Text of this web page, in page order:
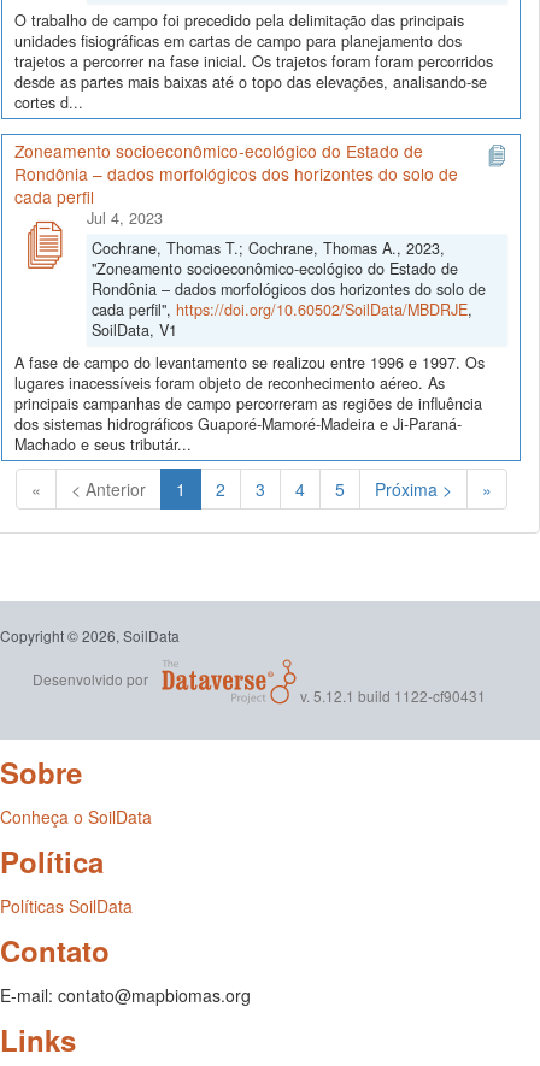
O trabalho de campo foi precedido pela delimitação das principais
unidades fisiográficas em cartas de campo para planejamento dos
trajetos a percorrer na fase inicial. Os trajetos foram foram percorridos
desde as partes mais baixas até o topo das elevações, analisando-se
cortes d...
Zoneamento socioeconômico-ecológico do Estado de
Rondônia – dados morfológicos dos horizontes do solo de
cada perfil
Jul 4, 2023
Cochrane, Thomas T.; Cochrane, Thomas A., 2023,
"Zoneamento socioeconômico-ecológico do Estado de
Rondônia – dados morfológicos dos horizontes do solo de
cada perfil", https://doi.org/10.60502/SoilData/MBDRJE,
SoilData, V1
A fase de campo do levantamento se realizou entre 1996 e 1997. Os
lugares inacessíveis foram objeto de reconhecimento aéreo. As
principais campanhas de campo percorreram as regiões de influência
dos sistemas hidrográficos Guaporé-Mamoré-Madeira e Ji-Paraná-
Machado e seus tributár...
« < Anterior 1 (Atual)
2 3 4 5 Próxima > »
Copyright © 2026, SoilData
Desenvolvido por
v. 5.12.1 build 1122-cf90431
Sobre
Conheça o SoilData
Política
Políticas SoilData
Contato
E-mail: contato@mapbiomas.org
Links